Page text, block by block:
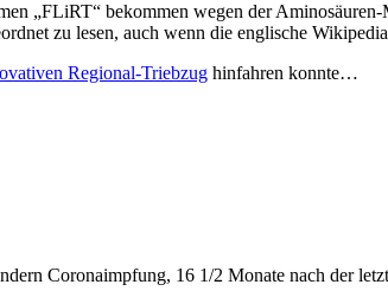
„FLiRT“ bekommen wegen der
zu lesen, auch wenn die englische
Regional-Triebzug hinfahren konnte…
Coronaimpfung, 16 1/2 Monate nach der